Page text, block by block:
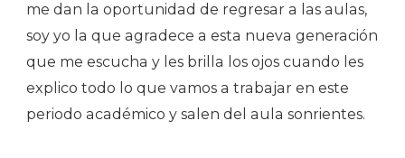
me dan la oportunidad de regresar a las aulas,
soy yo la que agradece a esta nueva generación
que me escucha y les brilla los ojos cuando les
explico todo lo que vamos a trabajar en este
periodo académico y salen del aula sonrientes.